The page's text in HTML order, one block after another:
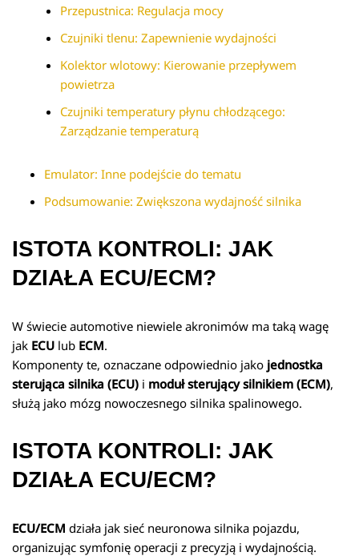
Przepustnica: Regulacja mocy
Czujniki tlenu: Zapewnienie wydajności
Kolektor wlotowy: Kierowanie przepływem
powietrza
Czujniki temperatury płynu chłodzącego:
Zarządzanie temperaturą
Emulator: Inne podejście do tematu
Podsumowanie: Zwiększona wydajność silnika
ISTOTA KONTROLI: JAK
DZIAŁA ECU/ECM?
W świecie automotive niewiele akronimów ma taką wagę
jak ECU lub ECM.
Komponenty te, oznaczane odpowiednio jako jednostka
sterująca silnika (ECU) i moduł sterujący silnikiem (ECM),
służą jako mózg nowoczesnego silnika spalinowego.
ISTOTA KONTROLI: JAK
DZIAŁA ECU/ECM?
ECU/ECM działa jak sieć neuronowa silnika pojazdu,
organizując symfonię operacji z precyzją i wydajnością.